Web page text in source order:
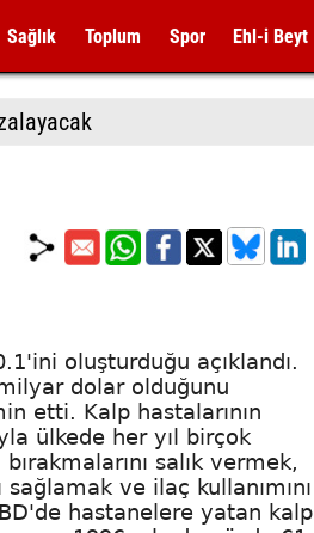
Sağlık Toplum Spor Ehl-i Beyt
oluşturduğu açıklandı.
dolar olduğunu
etti. Kalp hastalarının
ülkede her yıl birçok
salık vermek,
ve ilaç kullanımını
hastanelere yatan kalp